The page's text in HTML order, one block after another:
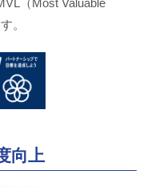
（Most Valuable
。
向上